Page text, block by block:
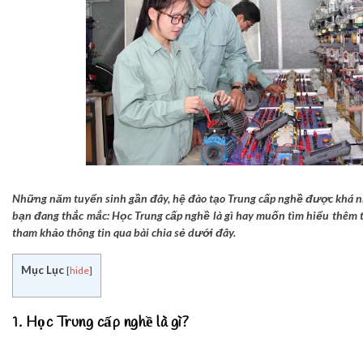
Những năm tuyển sinh gần đây, hệ đào tạo Trung cấp nghề được khá
bạn đang thắc mắc: Học Trung cấp nghề là gì hay muốn tìm hiểu thêm
tham khảo thông tin qua bài chia sẻ dưới đây.
Mục Lục [hide]
1. Học Trung cấp nghề là gì?